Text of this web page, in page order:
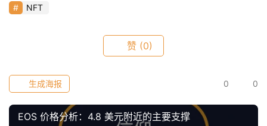
具
NFT
赞 (0)
0 0
生成海报
EOS 价格分析：4.8 美元附近的主要支撑